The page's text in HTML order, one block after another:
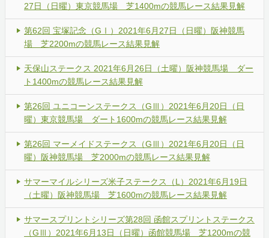
27日（日曜）東京競馬場 芝1400mの競馬レース結果見解
第62回 宝塚記念（GⅠ）2021年6月27日（日曜）阪神競馬
場 芝2200mの競馬レース結果見解
天保山ステークス 2021年6月26日（土曜）阪神競馬場 ダー
ト1400mの競馬レース結果見解
第26回 ユニコーンステークス（GⅢ）2021年6月20日（日
曜）東京競馬場 ダート1600mの競馬レース結果見解
第26回 マーメイドステークス（GⅢ）2021年6月20日（日
曜）阪神競馬場 芝2000mの競馬レース結果見解
サマーマイルシリーズ米子ステークス（L）2021年6月19日
（土曜）阪神競馬場 芝1600mの競馬レース結果見解
サマースプリントシリーズ第28回 函館スプリントステークス
（GⅢ）2021年6月13日（日曜）函館競馬場 芝1200mの競